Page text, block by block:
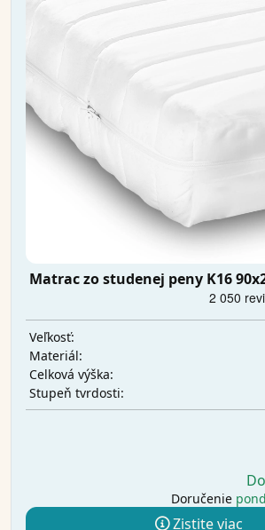
Matrac zo studenej peny K16
Veľkosť:
Materiál:
Celková výška:
Stupeň tvrdosti:
Doručenie
Zistite viac